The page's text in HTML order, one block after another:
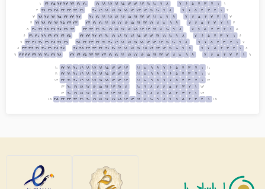
1
1
2
3
4
5
6
7
8
9
10
11
12
13
14
15
16
17
18
19
20
21
22
23
24
25
26
1
2
1
2
3
4
5
6
7
8
9
10
11
12
13
14
15
16
17
18
19
20
21
22
23
24
25
26
27
2
3
1
2
3
4
5
6
7
8
9
10
11
12
13
14
15
16
17
18
19
20
21
22
23
24
25
26
27
28
3
4
1
2
3
4
5
6
7
8
9
10
11
12
13
14
15
16
17
18
19
20
21
22
23
24
25
26
27
28
29
4
5
1
2
3
4
5
6
7
8
9
10
11
12
13
14
15
16
17
18
19
20
21
22
23
24
25
26
27
28
29
30
5
6
1
2
3
4
5
6
7
8
9
10
11
12
13
14
15
16
17
18
19
20
21
22
23
24
25
26
27
28
29
30
31
6
7
1
2
3
4
5
6
7
8
9
10
11
12
13
14
15
16
17
18
19
20
21
22
23
24
25
26
27
28
29
30
31
32
7
8
1
2
3
4
5
6
7
8
9
10
11
12
13
14
15
16
17
18
19
20
21
22
23
24
25
26
27
28
29
30
31
32
33
8
9
1
2
3
4
5
6
7
8
9
10
11
12
13
14
15
16
17
18
19
20
21
22
23
24
25
26
27
28
29
30
31
32
33
34
9
10
1
2
3
4
5
6
7
8
9
10
11
12
13
14
15
16
17
18
19
20
21
22
10
11
1
2
3
4
5
6
7
8
9
10
11
12
13
14
15
16
17
18
19
20
21
22
11
12
1
2
3
4
5
6
7
8
9
10
11
12
13
14
15
16
17
18
19
20
21
22
12
13
1
2
3
4
5
6
7
8
9
10
11
12
13
14
15
16
17
18
19
20
13
14
1
2
3
4
5
6
7
8
9
10
11
12
13
14
15
16
17
18
19
20
14
15
1
2
3
4
5
6
7
8
9
10
11
12
13
14
15
16
17
18
19
20
21
22
23
24
25
15